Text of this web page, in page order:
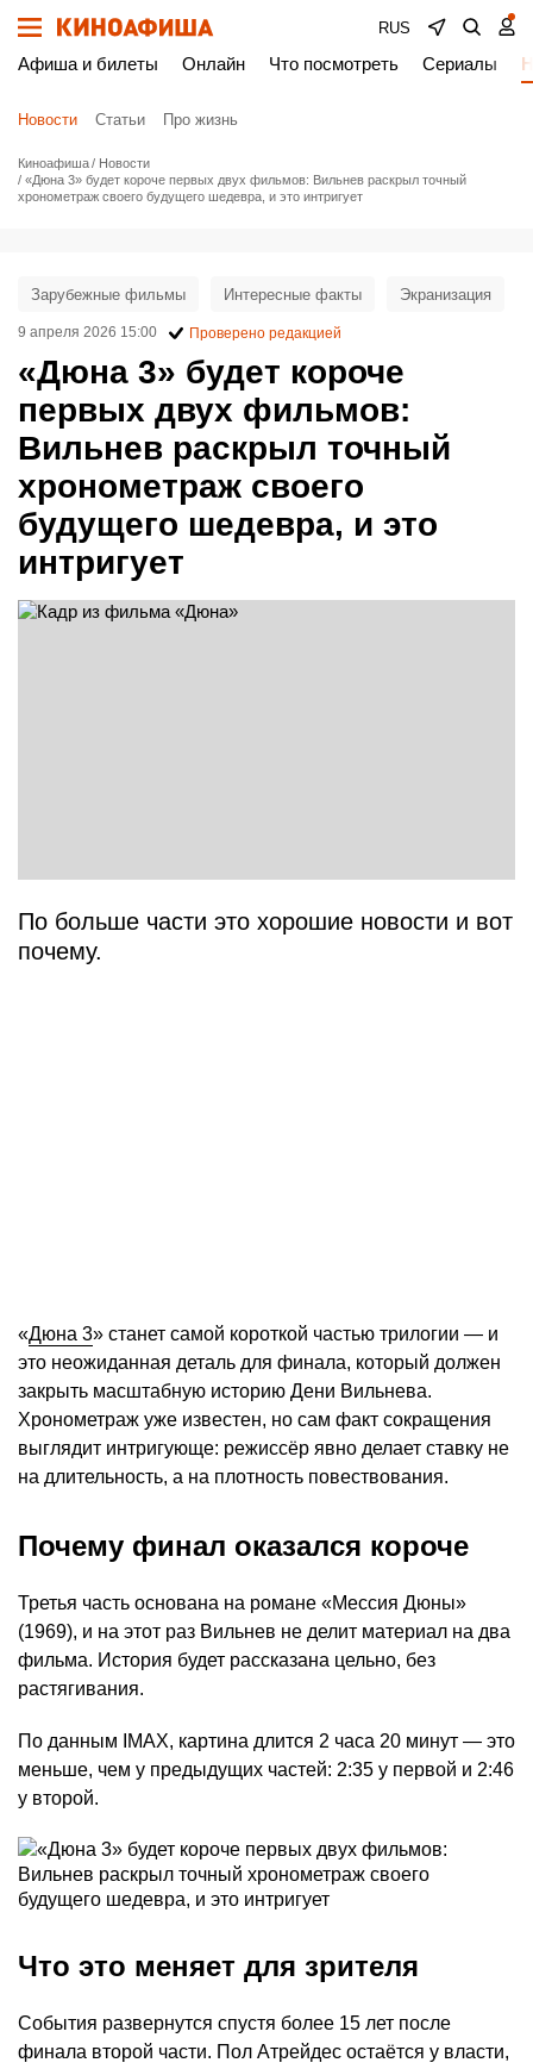
RUS
Афиша и билеты Онлайн Что посмотреть Сериалы
Новости Статьи Про жизнь
Киноафиша
Новости
«Дюна 3» будет короче первых двух фильмов: Вильнев раскрыл точный
хронометраж своего будущего шедевра, и это интригует
«Дюна 3» будет короче
первых двух фильмов:
Вильнев раскрыл точный
хронометраж своего
будущего шедевра, и это
интригует
Зарубежные фильмы Интересные факты Экранизация
9 апреля 2026 15:00 Проверено редакцией
По больше части это хорошие новости и вот
почему.
«Дюна 3» станет самой короткой частью трилогии — и
это неожиданная деталь для финала, который должен
закрыть масштабную историю Дени Вильнева.
Хронометраж уже известен, но сам факт сокращения
выглядит интригующе: режиссёр явно делает ставку не
на длительность, а на плотность повествования.
Почему финал оказался короче
Третья часть основана на романе «Мессия Дюны»
(1969), и на этот раз Вильнев не делит материал на два
фильма. История будет рассказана цельно, без
растягивания.
По данным IMAX, картина длится 2 часа 20 минут — это
меньше, чем у предыдущих частей: 2:35 у первой и 2:46
у второй.
Что это меняет для зрителя
События развернутся спустя более 15 лет после
финала второй части. Пол Атрейдес остаётся у власти,